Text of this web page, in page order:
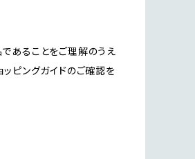
あることをご理解のうえ
ピングガイドのご確認を